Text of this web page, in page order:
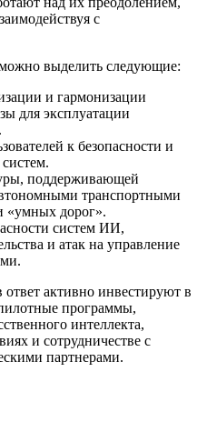
с
выделить следующие:
и гармонизации
для эксплуатации
к безопасности и
поддерживающей
транспортными
«умных дорог».
систем ИИ,
и атак на управление
активно инвестируют в
программы,
интеллекта,
и сотрудничестве с
партнерами.